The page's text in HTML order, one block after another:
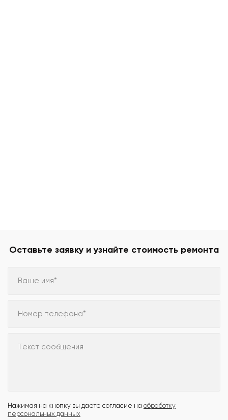
Оставьте заявку и узнайте стоимость ремонта
Ваше имя*
Номер телефона*
Текст сообщения
Нажимая на кнопку вы даете согласие на обработку
персональных данных